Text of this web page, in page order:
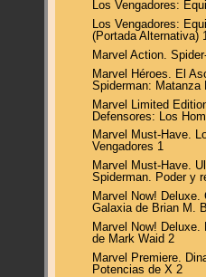
Los Vengadores:
Los Vengadores:
(Portada Alternativa)
Marvel Action.
Marvel Héroes. El
Spiderman: Matanza
Marvel Limited
Defensores: Los
Marvel Must-Have.
Vengadores 1
Marvel Must-Have.
Spiderman. Poder y
Marvel Now! Deluxe.
Galaxia de Brian M.
Marvel Now! Deluxe.
de Mark Waid 2
Marvel Premiere.
Potencias de X 2